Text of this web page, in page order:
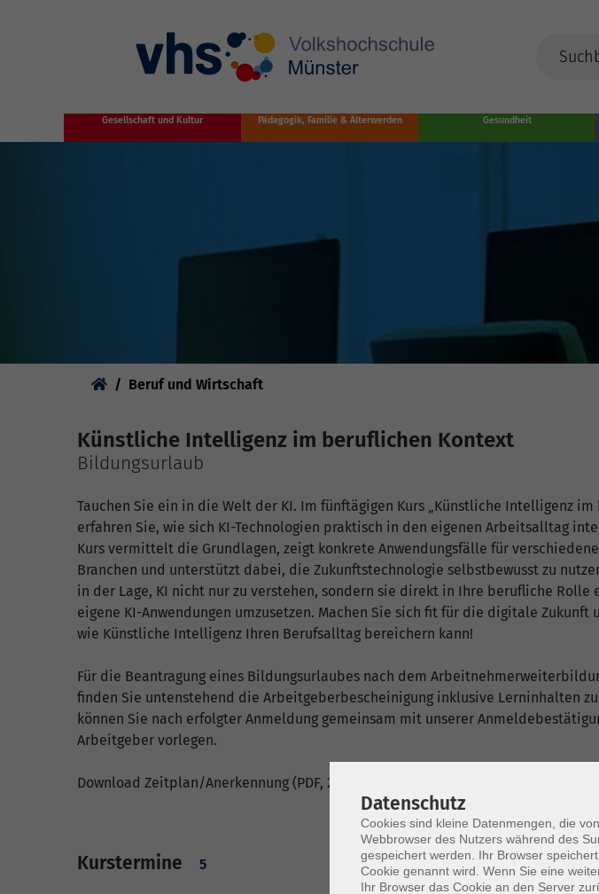
Gesellschaft und Kultur Pädagogik, Familie & Älterwerden Gesundheit
Beruf und Wirtschaft
Künstliche Intelligenz im beruflichen Kontext
Bildungsurlaub
Tauchen Sie ein in die Welt der KI. Im fünftägigen Kurs „Künstliche Intelligenz
erfahren Sie, wie sich KI-Technologien praktisch in den eigenen Arbeitsalltag
Kurs vermittelt die Grundlagen, zeigt konkrete Anwendungsfälle für
Branchen und unterstützt dabei, die Zukunftstechnologie selbstbewusst zu
in der Lage, KI nicht nur zu verstehen, sondern sie direkt in Ihre berufliche Rolle
eigene KI-Anwendungen umzusetzen. Machen Sie sich fit für die digitale Zukunft
wie Künstliche Intelligenz Ihren Berufsalltag bereichern kann!
Für die Beantragung eines Bildungsurlaubes nach dem
finden Sie untenstehend die Arbeitgeberbescheinigung inklusive Lerninhalten
können Sie nach erfolgter Anmeldung gemeinsam mit unserer
Arbeitgeber vorlegen.
Download Zeitplan/Anerkennung (PDF, 232 KB)
Kurstermine 5
Datenschutz
Cookies sind kleine Datenmengen, die
Webbrowser des Nutzers während des
gespeichert werden. Ihr Browser
Cookie genannt wird. Wenn Sie eine
Ihr Browser das Cookie an den Server